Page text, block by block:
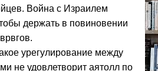
Война с Израилем
держать в повиновении
урегулирование между
не удовлетворит аятолл по